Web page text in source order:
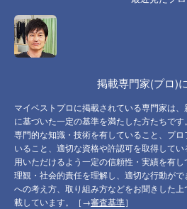
掲載専門家(プロ)
マイベストプロに掲載されている専門家は
に基づいた一定の基準を満たした方たちで
専門的な知識・技術を有していること、プ
いること、適切な資格や許認可を取得して
用いただけるよう一定の信頼性・実績を有
理観・社会的責任を理解し、適切な行動が
への考え方、取り組み方などをお聞きした
載しています。［→審査基準］